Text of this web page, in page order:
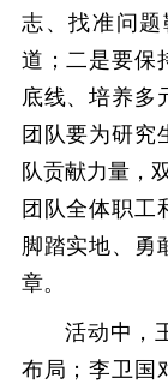
志、找准问
道；二是要保
底线、培养多
团队要为研究
队贡献力量，
团队全体职工
脚踏实地、勇
章。
活动中，
布局；李卫国